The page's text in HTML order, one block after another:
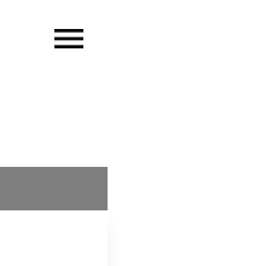
menu